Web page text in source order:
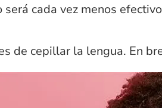
será cada vez menos
de cepillar la lengua. En